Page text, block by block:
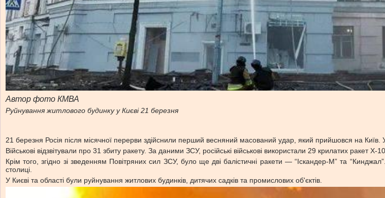
Автор фото КМВА
Руйнування житлового будинку у Києві 21 березня
21 березня Росія після місячної перерви здійснили перший весняний масований удар, який прийшовся на
Військові відзвітували про 31 збиту ракету. За даними ЗСУ, російські військові використали 29 крилатих
Крім того, згідно зі зведенням Повітряних сил ЗСУ, було ще дві балістичні ракети — “Іскандер-М” та
столиці.
У Києві та області були руйнування житлових будинків, дитячих садків та промислових об'єктів.